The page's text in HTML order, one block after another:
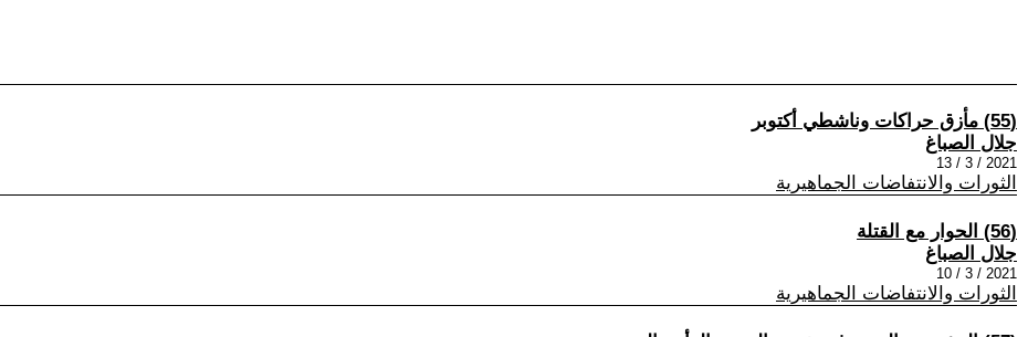
(55) مأزق حراكات وناشطي أكتوبر
جلال الصباغ
2021 / 3 / 13
الثورات والانتفاضات الجماهيرية
(56) الحوار مع القتلة
جلال الصباغ
2021 / 3 / 10
الثورات والانتفاضات الجماهيرية